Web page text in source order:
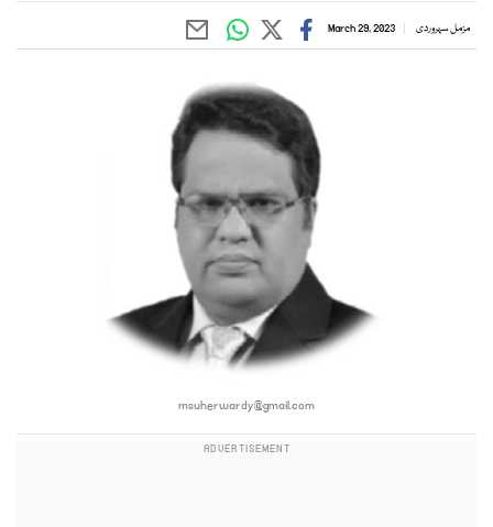
مزمل سہروردی March 29, 2023
msuherwardy@gmail.com